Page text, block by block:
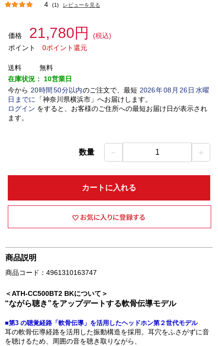
4 (1) レビューを見る
価格 21,780円
(税込)
ポイント
0ポイント還元
送料
無料
在庫状況： 10営業日
今から 20時間 50分以内のご注文で、最短 2026年08 月 26日水曜
日 までに 「神奈川県横浜市」 へお届けします。
ログイン をすると、お客様のご住所への最短お届け日が表示され
ます。
数量 － 1 ＋
カートに入れる
商品説明
商品コード：4961310163747
＜ATH-CC500BT2 BKについて＞
“ながら聴き”をアップデートする軟骨伝導モデル
■第3 の聴覚経路「軟骨伝導」を活用したヘッドホン第２世代モデル
⽿の軟骨伝導経路を活⽤した振動構造を採⽤。⽿⽳をふさがずに⾳
を聴けるため、周囲の⾳を聴き取りながら、